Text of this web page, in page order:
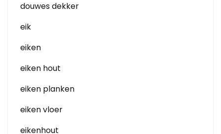
douwes dekker
eik
eiken
eiken hout
eiken planken
eiken vloer
eikenhout